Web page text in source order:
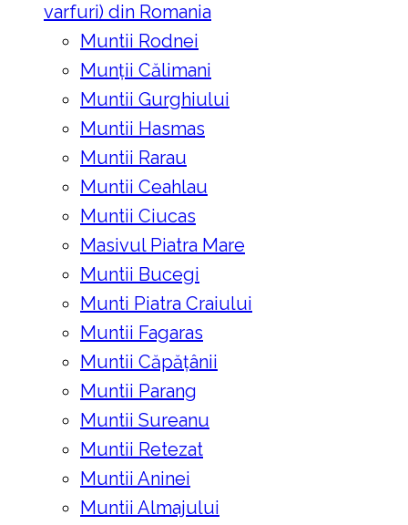
varfuri) din Romania
Muntii Rodnei
Munţii Călimani
Muntii Gurghiului
Muntii Hasmas
Muntii Rarau
Muntii Ceahlau
Muntii Ciucas
Masivul Piatra Mare
Muntii Bucegi
Munti Piatra Craiului
Muntii Fagaras
Muntii Căpățânii
Muntii Parang
Muntii Sureanu
Muntii Retezat
Muntii Aninei
Muntii Almajului